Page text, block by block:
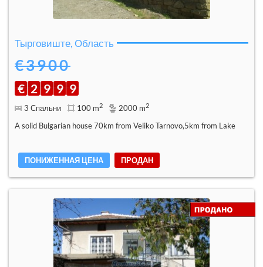
Тырговиште, Область
€3900
€ 2 9 9 9
3 Спальни 100 m2 2000 m2
A solid Bulgarian house 70km from Veliko Tarnovo,5km from Lake
ПОНИЖЕННАЯ ЦЕНА ПРОДАН